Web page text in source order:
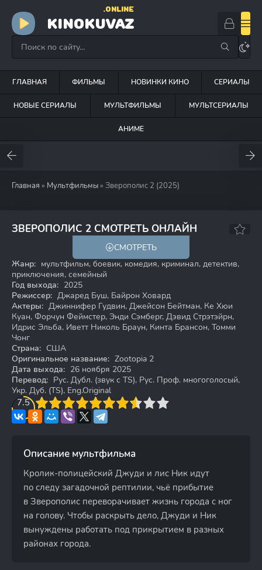
KINOKUVAZ
.ONLINE
ГЛАВНАЯ ФИЛЬМЫ НОВИНКИ КИНО СЕРИАЛЫ
НОВЫЕ СЕРИАЛЫ МУЛЬТФИЛЬМЫ МУЛЬТСЕРИАЛЫ
АНИМЕ
Главная » Мультфильмы » Зверополис 2 (2025)
ЗВЕРОПОЛИС 2 СМОТРЕТЬ ОНЛАЙН
СМОТРЕТЬ
Жанр: мультфильм, боевик, комедия, криминал, детектив,
приключения, семейный
Год выхода: 2025
Режиссер: Джаред Буш, Байрон Ховард
Актеры: Джиннифер Гудвин, Джейсон Бейтман, Ке Хюи
Куан, Форчун Феймстер, Энди Сэмберг, Дэвид Стрэтэйрн,
Идрис Эльба, Иветт Николь Браун, Кинта Брансон, Томми
Чонг
Страна: США
Оригинальное название: Zootopia 2
Дата выхода: 26 ноября 2025
Перевод: Рус. Дубл. (звук с TS), Рус. Проф. многоголосый,
Укр. Дуб. (TS), Eng.Original
7.5
4 5 6 7 8 9 10
Описание мультфильма
Кролик-полицейский Джуди и лис Ник идут
по следу загадочной рептилии, чьё прибытие
в Зверополис переворачивает жизнь города с ног
на голову. Чтобы раскрыть дело, Джуди и Ник
вынуждены работать под прикрытием в разных
районах города.